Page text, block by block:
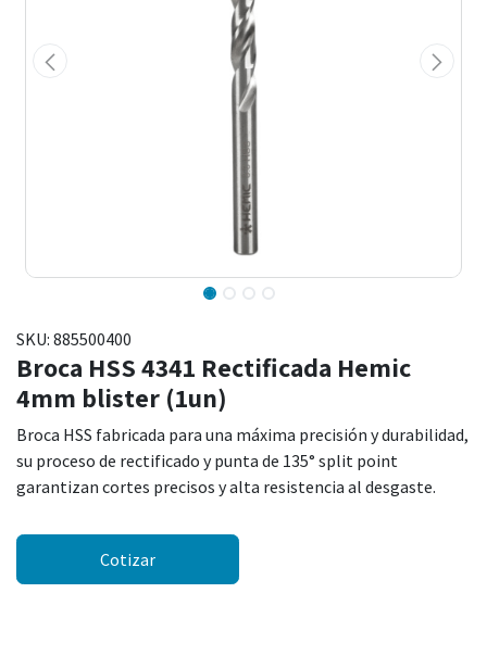
SKU: 885500400
Broca HSS 4341 Rectificada Hemic
4mm blister (1un)
Broca HSS fabricada para una máxima precisión y durabilidad,
su proceso de rectificado y punta de 135° split point
garantizan cortes precisos y alta resistencia al desgaste.
Cotizar